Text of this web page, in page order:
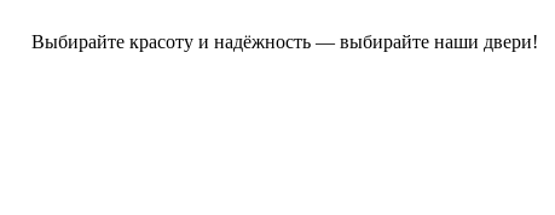
Выбирайте красоту и надёжность — выбирайте наши двери!